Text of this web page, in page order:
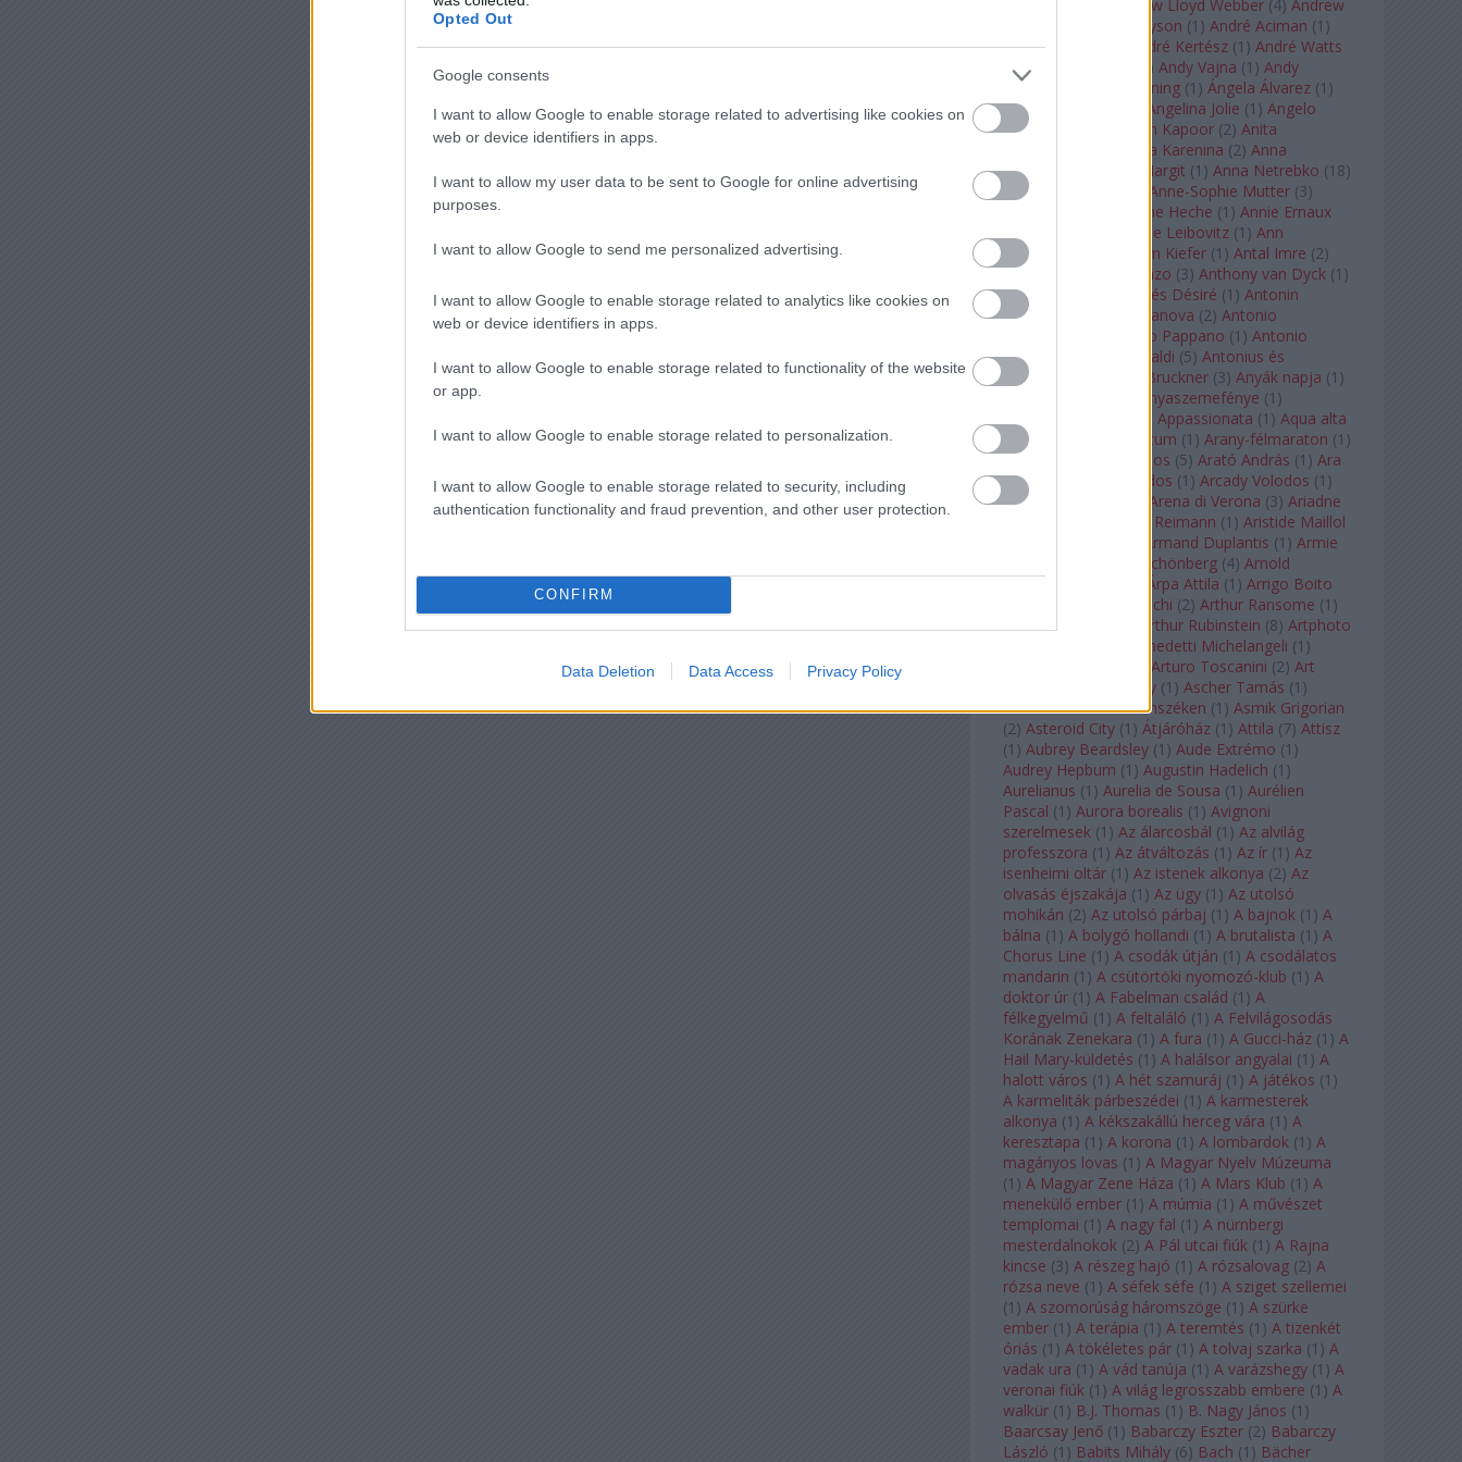
Opted Out
Google consents
I want to allow Google to enable storage related to advertising like cookies on
web or device identifiers in apps.
I want to allow my user data to be sent to Google for online advertising
purposes.
I want to allow Google to send me personalized advertising.
I want to allow Google to enable storage related to analytics like cookies on
web or device identifiers in apps.
I want to allow Google to enable storage related to functionality of the website
or app.
I want to allow Google to enable storage related to personalization.
I want to allow Google to enable storage related to security, including
authentication functionality and fraud prevention, and other user protection.
CONFIRM
Data Deletion Data Access Privacy Policy
Tarkovszkij
Andrew Lloyd Webber (4) Andrew
Andrew Tyson (1 ) André Aciman (1 )
André Chenier
André Kertész (1 ) André Watts
1) Andris Nelsons ) Andy Vajna (1 ) Andy
Warhol
Anette Bening (1 ) Ángela Álvarez (1 )
Angela Lansbury
Angelina Jolie (1 ) Angelo
Badalamenti
Anish Kapoor (2) Anita
Anna Karenina (2) Anna
Karenyina
Anna Margit (1 ) Anna Netrebko (18)
Anna Vinnitskaya
Anne-Sophie Mutter (3)
Anne Heche (1 ) Annie Ernaux
Annie Leibovitz (1 ) Ann
Napolitano
Anselm Kiefer (1 ) Antal Imre (2)
Anthony Roth Costanzo (3) Anthony van Dyck (1 )
Antinous
Antoine és Désiré (1 ) Antonin
Dvorák
Antonio Canova (2) Antonio
Antonio Pappano (1 ) Antonio
Salieri
Antonio Vivaldi (5) Antonius és
Kleopátra
Anton Bruckner (3) Anyák napja (1 )
Anyaszemefénye (1 )
Appassionata (1 ) Aqua alta
Aquileia Aquincum (1 ) Arany-félmaraton (1 )
Aranytíz
Arany János (5) Arató András (1 ) Ara
Pacis
Arcadi Volodos (1 ) Arcady Volodos (1 )
Arcangelo Corelli
Arena di Verona (3) Ariadne
Aribert Reimann (1 ) Aristide Maillol
Armand Duplantis (1 ) Armie
Arnold Schönberg (4) Arnold
Schwarzenegger
Árpa Attila (1 ) Arrigo Boito
Artemisia Gentileschi (2) Arthur Ransome (1 )
Arthur Rimbaud
Arthur Rubinstein (8) Artphoto
Arturo Benedetti Michelangeli (1 )
Arturo Toscanini (2) Art
Art Shay (1 ) Ascher Tamás (1 )
Ascher Tamás Háromszéken (1 ) Asmik Grigorian
(2) Asteroid City (1 ) Átjáróház (1 ) Attila (7) Attisz
(1 ) Aubrey Beardsley (1 ) Aude Extrémo (1 )
Audrey Hepburn (1 ) Augustin Hadelich (1 )
Aurelianus (1 ) Aurelia de Sousa (1 ) Aurélien
Pascal (1 ) Aurora borealis (1 ) Avignoni
szerelmesek (1 ) Az álarcosbál (1 ) Az alvilág
professzora (1 ) Az átváltozás (1 ) Az ír (1 ) Az
isenheimi oltár (1 ) Az istenek alkonya (2) Az
olvasás éjszakája (1 ) Az ügy (1 ) Az utolsó
mohikán (2) Az utolsó párbaj (1 ) A bajnok (1 ) A
bálna (1 ) A bolygó hollandi (1 ) A brutalista (1 ) A
Chorus Line (1 ) A csodák útján (1 ) A csodálatos
mandarin (1 ) A csütörtöki nyomozó-klub (1 ) A
doktor úr (1 ) A Fabelman család (1 ) A
félkegyelmű (1 ) A feltaláló (1 ) A Felvilágosodás
Korának Zenekara (1 ) A fura (1 ) A Gucci-ház (1 ) A
Hail Mary-küldetés (1 ) A halálsor angyalai (1 ) A
halott város (1 ) A hét szamuráj (1 ) A játékos (1 )
A karmeliták párbeszédei (1 ) A karmesterek
alkonya (1 ) A kékszakállú herceg vára (1 ) A
keresztapa (1 ) A korona (1 ) A lombardok (1 ) A
magányos lovas (1 ) A Magyar Nyelv Múzeuma
(1 ) A Magyar Zene Háza (1 ) A Mars Klub (1 ) A
menekülő ember (1 ) A múmia (1 ) A művészet
templomai (1 ) A nagy fal (1 ) A nürnbergi
mesterdalnokok (2) A Pál utcai fiúk (1 ) A Rajna
kincse (3) A részeg hajó (1 ) A rózsalovag (2) A
rózsa neve (1 ) A séfek séfe (1 ) A sziget szellemei
(1 ) A szomorúság háromszöge (1 ) A szürke
ember (1 ) A terápia (1 ) A teremtés (1 ) A tizenkét
óriás (1 ) A tökéletes pár (1 ) A tolvaj szarka (1 ) A
vadak ura (1 ) A vád tanúja (1 ) A varázshegy (1 ) A
veronai fiúk (1 ) A világ legrosszabb embere (1 ) A
walkür (1 ) B.J. Thomas (1 ) B. Nagy János (1 )
Baarcsay Jenő (1 ) Babarczy Eszter (2) Babarczy
László (1 ) Babits Mihály (6) Bach (1 ) Bächer